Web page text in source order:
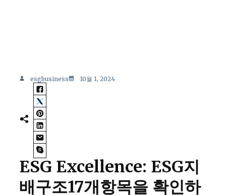
esgbusiness 10월 1, 2024
ESG Excellence: ESG지
배구조17개항목을 확인하